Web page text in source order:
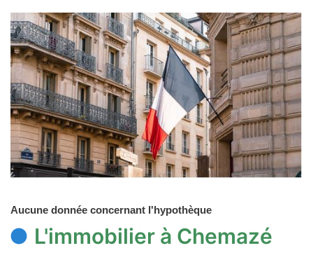
Aucune donnée concernant l'hypothèque
L'immobilier à Chemazé